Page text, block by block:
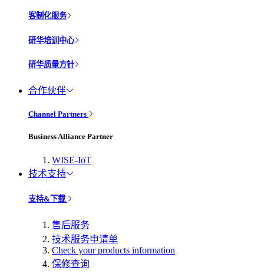
客制化服务
研华培训中心
研华质量方针
合作伙伴
Channel Partners
Business Alliance Partner
WISE-IoT
技术支持
支持&下载
售后服务
技术服务申请单
Check your products information
保修查询